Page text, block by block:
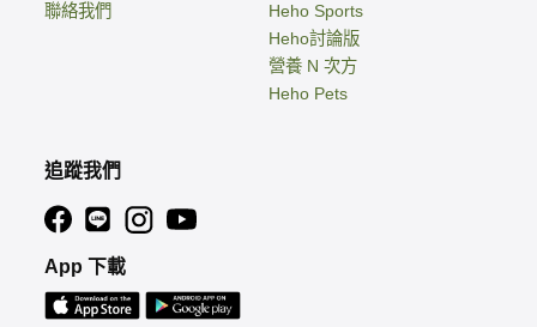
聯絡我們
Heho Sports
Heho討論版
營養 N 次方
Heho Pets
追蹤我們
App 下載